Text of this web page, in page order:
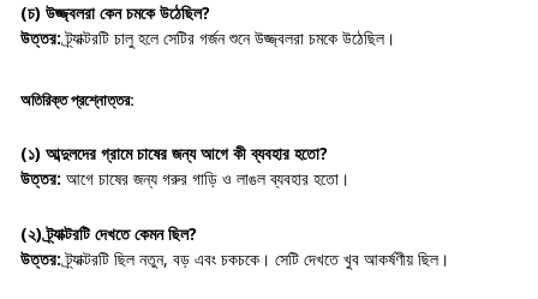
(চ) উজ্জ্বলরা কেন চমকে উঠেছিল?
উত্তর:ট্র্যাক্টরটি চালু হলে সেটির গর্জন শুনে উজ্জ্বলরা চমকে উঠেছিল।
অতিরিক্ত প্রশ্নোত্তর:
(১) আব্দুলদের গ্রামে চাষের জন্য আগে কী ব্যবহার হতো?
উত্তর: আগে চাষের জন্য গরুর গাড়ি ও লাঙল ব্যবহার হতো।
(২) ট্র্যাক্টরটি দেখতে কেমন ছিল?
উত্তর:ট্র্যাক্টরটি ছিল নতুন, বড় এবং চকচকে। সেটি দেখতে খুব আকর্ষণীয় ছিল।